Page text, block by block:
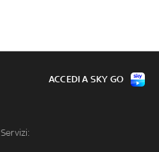
Servizi:
ACCEDI A SKY GO